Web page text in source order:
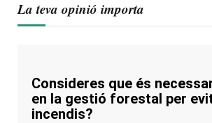
La teva opinió importa
Consideres que és
en la gestió forestal per
incendis?